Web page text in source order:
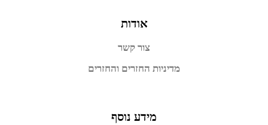
אודות
צור קשר
מדיניות החזרים והחזרים
מידע נוסף